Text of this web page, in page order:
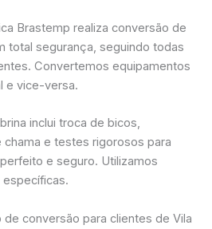
Brastemp realiza conversão de
total segurança, seguindo todas
Convertemos equipamentos
e vice-versa.
inclui troca de bicos,
e testes rigorosos para
e seguro. Utilizamos
conversão para clientes de Vila